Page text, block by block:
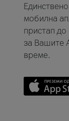
мобилна
пристап
за Вашите
време.